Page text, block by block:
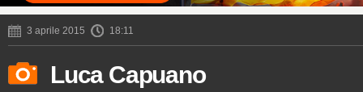
3 aprile 2015 18:11
Luca Capuano